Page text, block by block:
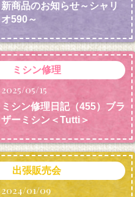
新商品のお知らせ～シャリ
オ590～
ミシン修理
2025/05/15
ミシン修理日記（455）ブラ
ザーミシン＜Tutti＞
出張販売会
2024/01/09